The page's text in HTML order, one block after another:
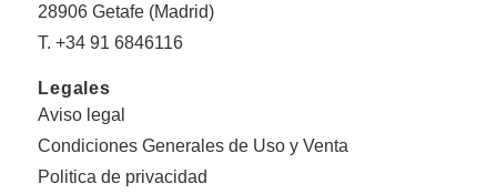
28906 Getafe (Madrid)
T. +34 91 6846116
Legales
Aviso legal
Condiciones Generales de Uso y Venta
Politica de privacidad